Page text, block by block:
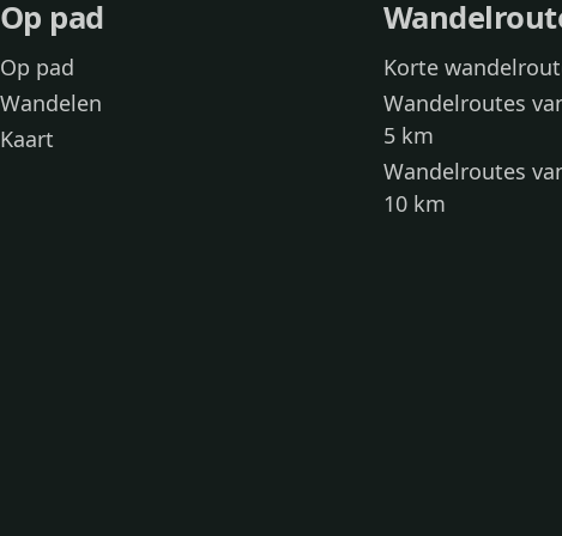
Op pad
Op pad
Wandelen
Kaart
Korte
Wandelroutes
5 km
Wandelroutes
10 km